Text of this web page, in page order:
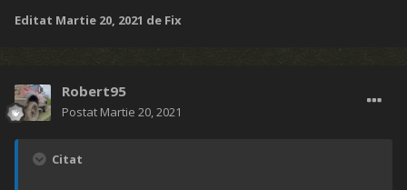
Editat Martie 20, 2021 de Fix
Robert95
Postat Martie 20, 2021
Citat